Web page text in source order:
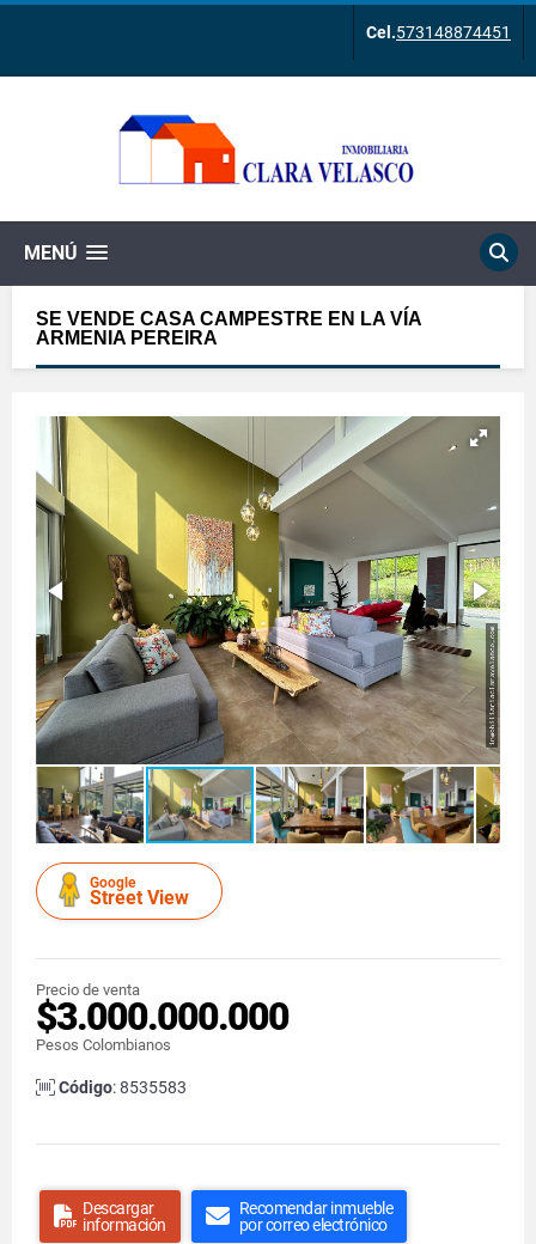
Cel.573148874451
MENÚ
SE VENDE CASA CAMPESTRE EN LA VÍA
ARMENIA PEREIRA
Google
Street View
Precio de venta
$3.000.000.000
Pesos Colombianos
Código: 8535583
Descargar
información
Recomendar inmueble
por correo electrónico